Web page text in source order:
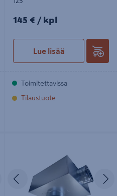
145€/kpl
145 € / kpl
Lue lisää
Toimitettavissa
Tilaustuote
SeuraavaEdellinen